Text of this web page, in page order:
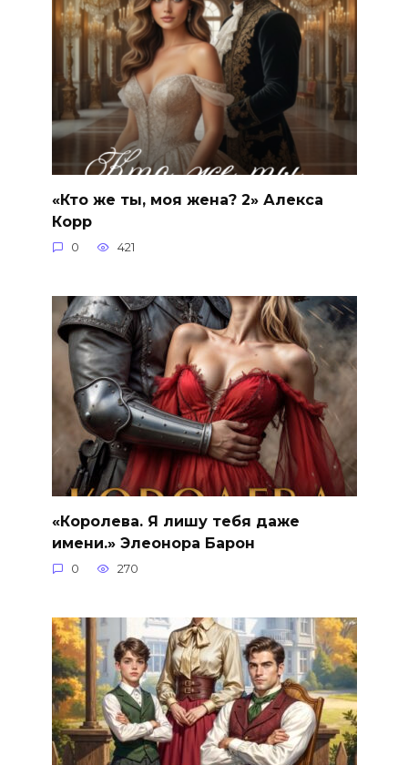
«Кто же ты, моя жена? 2» Алекса
Корр
0 421
«Королева. Я лишу тебя даже
имени.» Элеонора Барон
0 270